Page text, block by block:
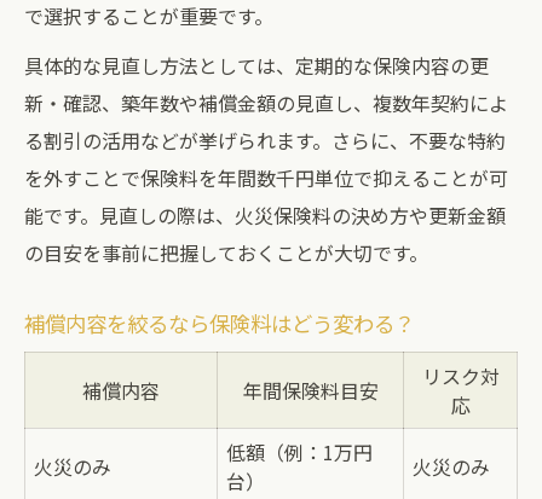
で選択することが重要です。
具体的な見直し方法としては、定期的な保険内容の更
新・確認、築年数や補償金額の見直し、複数年契約によ
る割引の活用などが挙げられます。さらに、不要な特約
を外すことで保険料を年間数千円単位で抑えることが可
能です。見直しの際は、火災保険料の決め方や更新金額
の目安を事前に把握しておくことが大切です。
補償内容を絞るなら保険料はどう変わる？
補償内容 年間保険料目安
リスク対
応
火災のみ
低額（例：1万円
台）
火災のみ